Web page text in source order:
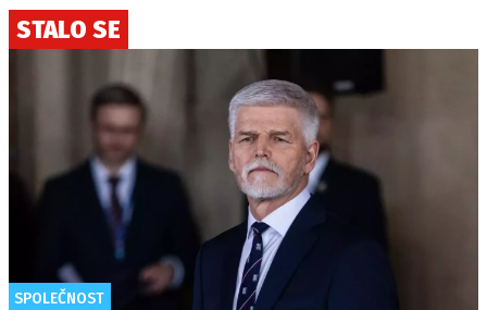
STALO SE
SPOLEČNOST